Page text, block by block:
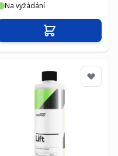
Na vyžádání
Přidat do košíku